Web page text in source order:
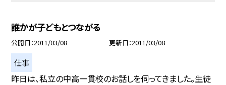
誰かが子どもとつながる
公開日 2011/03/08 更新日 2011/03/08
仕事
昨日は、私立の中高一貫校のお話しを伺ってきました。生徒